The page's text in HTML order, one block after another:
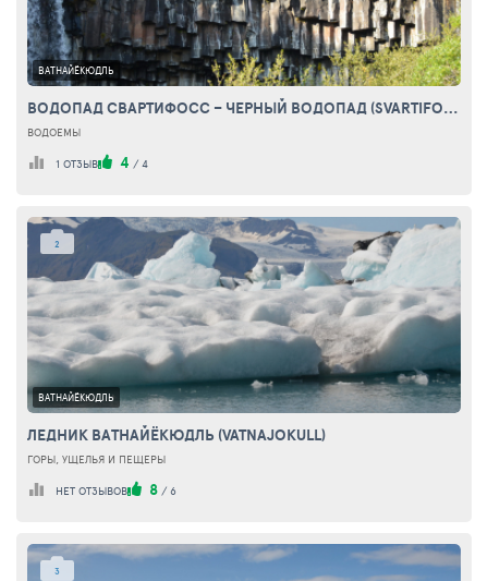
ВАТНАЙЁКЮДЛЬ
ВОДОПАД СВАРТИФОСС – ЧЕРНЫЙ ВОДОПАД (SVARTIFOSS WATERFALL - BLACK FALLS)
ВОДОЕМЫ
1 ОТЗЫВ 4 / 4
2
ВАТНАЙЁКЮДЛЬ
ЛЕДНИК ВАТНАЙЁКЮДЛЬ (VATNAJOKULL)
ГОРЫ, УЩЕЛЬЯ И ПЕЩЕРЫ
НЕТ ОТЗЫВОВ 8 / 6
3